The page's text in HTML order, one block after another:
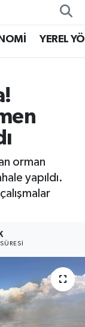
YEREL
orman
yapıldı.